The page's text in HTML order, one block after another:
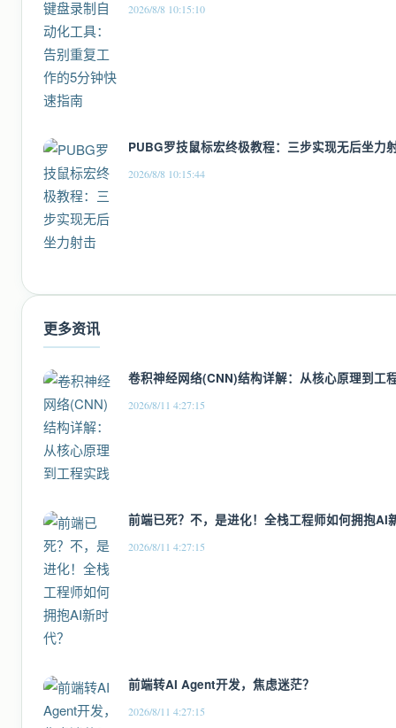
2026/8/8 10:15:10
PUBG罗技鼠标宏终极教程：三步实现无后坐力
2026/8/8 10:15:44
更多资讯
卷积神经网络(CNN)结构详解：从核心原理到工
2026/8/11 4:27:15
前端已死？不，是进化！全栈工程师如何拥抱AI
2026/8/11 4:27:15
前端转AI Agent开发，焦虑迷茫？
2026/8/11 4:27:15